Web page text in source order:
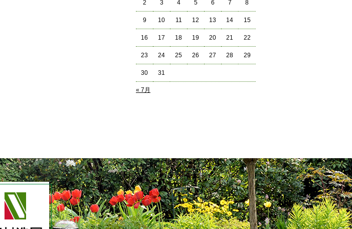
« 7月
2 3 4 5 6 7 8
9 10 11 12 13 14 15
16 17 18 19 20 21 22
23 24 25 26 27 28 29
30 31